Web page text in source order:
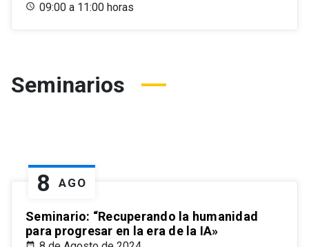
09:00 a 11:00 horas
Seminarios
8 AGO
Seminario: “Recuperando la humanidad
para progresar en la era de la IA»